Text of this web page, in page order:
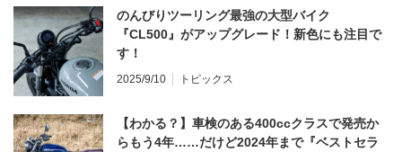
のんびりツーリング最強の大型バイク
『CL500』がアップグレード！新色にも注目で
す！
2025/9/10 トピックス
【わかる？】車検のある400ccクラスで発売か
らもう4年……だけど2024年まで『ベストセラ